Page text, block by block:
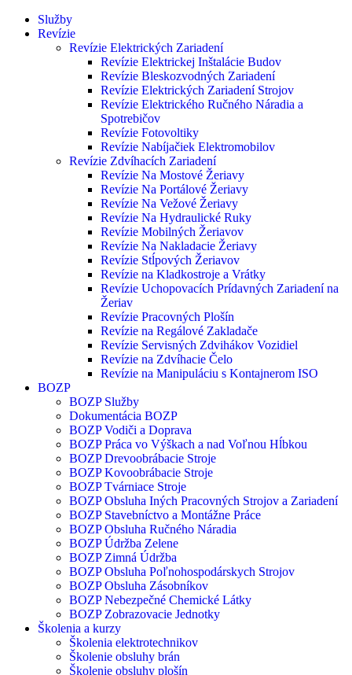
Služby
Revízie
Revízie Elektrických Zariadení
Revízie Elektrickej Inštalácie Budov
Revízie Bleskozvodných Zariadení
Revízie Elektrických Zariadení Strojov
Revízie Elektrického Ručného Náradia a
Spotrebičov
Revízie Fotovoltiky
Revízie Nabíjačiek Elektromobilov
Revízie Zdvíhacích Zariadení
Revízie Na Mostové Žeriavy
Revízie Na Portálové Žeriavy
Revízie Na Vežové Žeriavy
Revízie Na Hydraulické Ruky
Revízie Mobilných Žeriavov
Revízie Na Nakladacie Žeriavy
Revízie Stĺpových Žeriavov
Revízie na Kladkostroje a Vrátky
Revízie Uchopovacích Prídavných Zariadení na
Žeriav
Revízie Pracovných Plošín
Revízie na Regálové Zakladače
Revízie Servisných Zdvihákov Vozidiel
Revízie na Zdvíhacie Čelo
Revízie na Manipuláciu s Kontajnerom ISO
BOZP
BOZP Služby
Dokumentácia BOZP
BOZP Vodiči a Doprava
BOZP Práca vo Výškach a nad Voľnou Hĺbkou
BOZP Drevoobrábacie Stroje
BOZP Kovoobrábacie Stroje
BOZP Tvárniace Stroje
BOZP Obsluha Iných Pracovných Strojov a Zariadení
BOZP Stavebníctvo a Montážne Práce
BOZP Obsluha Ručného Náradia
BOZP Údržba Zelene
BOZP Zimná Údržba
BOZP Obsluha Poľnohospodárskych Strojov
BOZP Obsluha Zásobníkov
BOZP Nebezpečné Chemické Látky
BOZP Zobrazovacie Jednotky
Školenia a kurzy
Školenia elektrotechnikov
Školenie obsluhy brán
Školenie obsluhy plošín